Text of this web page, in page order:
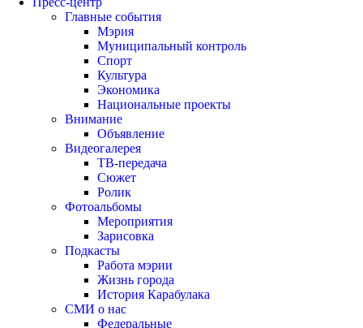
Главные события
Мэрия
Муниципальный контроль
Спорт
Культура
Экономика
Национальные проекты
Внимание
Объявление
Видеогалерея
ТВ-передача
Сюжет
Ролик
Фотоальбомы
Мероприятия
Зарисовка
Подкасты
Работа мэрии
Жизнь города
История Карабулака
СМИ о нас
Федеральные